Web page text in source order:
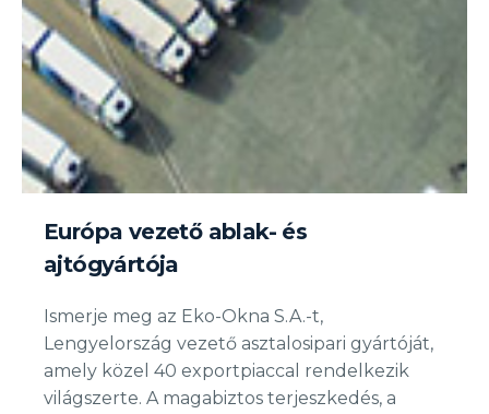
Európa vezető ablak- és
ajtógyártója
Ismerje meg az Eko-Okna S.A.-t,
Lengyelország vezető asztalosipari gyártóját,
amely közel 40 exportpiaccal rendelkezik
világszerte. A magabiztos terjeszkedés, a